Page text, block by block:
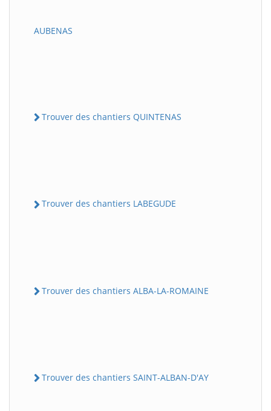
AUBENAS
Trouver des chantiers QUINTENAS
Trouver des chantiers LABEGUDE
Trouver des chantiers ALBA-LA-ROMAINE
Trouver des chantiers SAINT-ALBAN-D'AY